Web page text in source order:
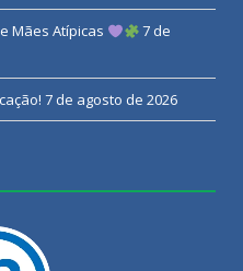
Mães Atípicas
7 de
7 de agosto de 2026